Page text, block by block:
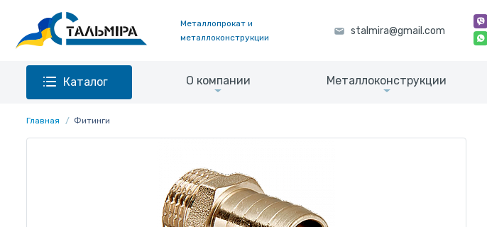
Металлопрокат и
металлоконструкции
Каталог О компании Металлоконструкции
Главная Фитинги